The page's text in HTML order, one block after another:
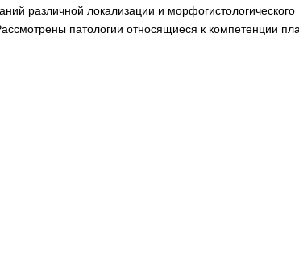
различной локализации и
патологии относящиеся к компетенции